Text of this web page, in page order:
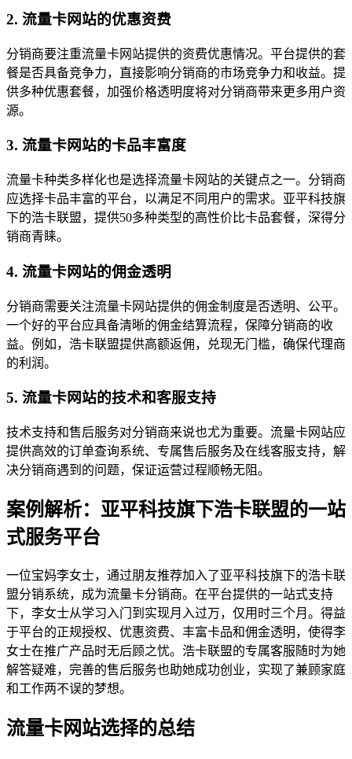
2. 流量卡网站的优惠资费
分销商要注重流量卡网站提供的资费优惠情况。平台提供的套
餐是否具备竞争力，直接影响分销商的市场竞争力和收益。提
供多种优惠套餐，加强价格透明度将对分销商带来更多用户资
源。
3. 流量卡网站的卡品丰富度
流量卡种类多样化也是选择流量卡网站的关键点之一。分销商
应选择卡品丰富的平台，以满足不同用户的需求。亚平科技旗
下的浩卡联盟，提供50多种类型的高性价比卡品套餐，深得分
销商青睐。
4. 流量卡网站的佣金透明
分销商需要关注流量卡网站提供的佣金制度是否透明、公平。
一个好的平台应具备清晰的佣金结算流程，保障分销商的收
益。例如，浩卡联盟提供高额返佣，兑现无门槛，确保代理商
的利润。
5. 流量卡网站的技术和客服支持
技术支持和售后服务对分销商来说也尤为重要。流量卡网站应
提供高效的订单查询系统、专属售后服务及在线客服支持，解
决分销商遇到的问题，保证运营过程顺畅无阻。
案例解析：亚平科技旗下浩卡联盟的一站
式服务平台
一位宝妈李女士，通过朋友推荐加入了亚平科技旗下的浩卡联
盟分销系统，成为流量卡分销商。在平台提供的一站式支持
下，李女士从学习入门到实现月入过万，仅用时三个月。得益
于平台的正规授权、优惠资费、丰富卡品和佣金透明，使得李
女士在推广产品时无后顾之忧。浩卡联盟的专属客服随时为她
解答疑难，完善的售后服务也助她成功创业，实现了兼顾家庭
和工作两不误的梦想。
流量卡网站选择的总结